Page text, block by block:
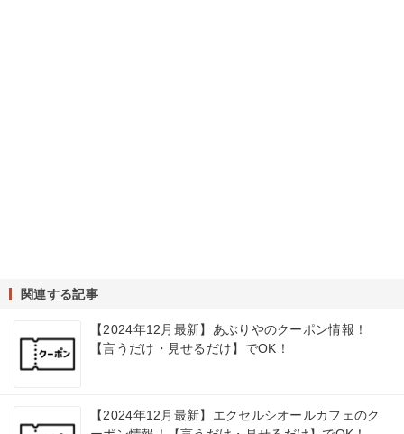
関連する記事
【2024年12月最新】あぶりやのクーポン情報！
【言うだけ・見せるだけ】でOK！
【2024年12月最新】エクセルシオールカフェのク